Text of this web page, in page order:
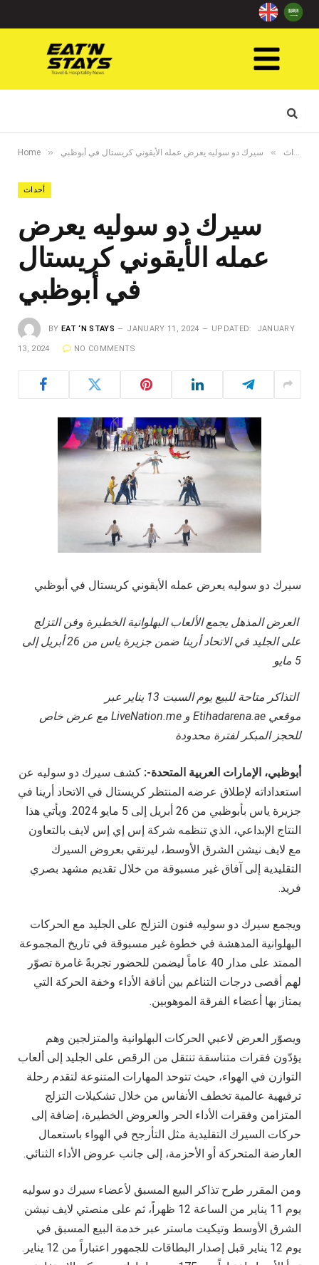
Home » أحداث » سيرك دو سوليه يعرض عمله الأيقوني كريستال في أبوظبي
أحداث
سيرك دو سوليه يعرض
عمله الأيقوني كريستال
في أبوظبي
BY EAT ‘N STAYS JANUARY 11, 2024 UPDATED: JANUARY
13, 2024 NO COMMENTS
سيرك دو سوليه يعرض عمله الأيقوني كريستال في أبوظبي
العرض المذهل يجمع الألعاب البهلوانية الخطيرة وفن التزلج
على الجليد في الاتحاد أرينا ضمن جزيرة ياس من 26 أبريل إلى
5 مايو
التذاكر متاحة للبيع يوم السبت 13 يناير عبر
موقعي Etihadarena.ae و LiveNation.me مع عرض خاص
للحجز المبكر لفترة محدودة
أبوظبي، الإمارات العربية المتحدة-: كشف سيرك دو سوليه عن
استعداداته لإطلاق عرضه المنتظر كريستال في الاتحاد أرينا في
جزيرة ياس بأبوظبي من 26 أبريل إلى 5 مايو 2024. ويأتي هذا
النتاج الإبداعي، الذي تنظمه شركة إس إي إس لايف بالتعاون
مع لايف نيشن الشرق الأوسط، ليرتقي بعروض السيرك
التقليدية إلى آفاق غير مسبوقة من خلال تقديم مشهد بصري
فريد.
ويجمع سيرك دو سوليه فنون التزلج على الجليد مع الحركات
البهلوانية المدهشة في خطوة غير مسبوقة في تاريخ المجموعة
الممتد على مدار 40 عاماً ليضمن للحضور تجربةً غامرة تصوّر
لهم أقصى درجات التناغم بين أناقة الأداء وخفة الحركة التي
يمتاز بها أعضاء الفرقة الموهوبين.
ويصوّر العرض لاعبي الحركات البهلوانية والمتزلجين وهم
يؤدّون فقرات متناسقة تنتقل من الرقص على الجليد إلى ألعاب
التوازن في الهواء، حيث تتوحد المهارات المتنوعة لتقدم رحلة
ترفيهية عالمية تخطف الأنفاس من خلال تشكيلات التزلج
المتزامن وفقرات الأداء الحر والعروض الخطيرة، إضافة إلى
حركات السيرك التقليدية مثل التأرجح في الهواء باستعمال
العارضة المتحركة أو الأحزمة، إلى جانب عروض الأداء الثنائي.
ومن المقرر طرح تذاكر البيع المسبق لأعضاء سيرك دو سوليه
يوم 11
يناير من الساعة 12 ظهراً، ثم على منصتي لايف نيشن
الشرق الأوسط وتيكيت ماستر عبر خدمة البيع المسبق في
يوم 12
يناير قبل إصدار البطاقات للجمهور اعتباراً من 12 يناير.